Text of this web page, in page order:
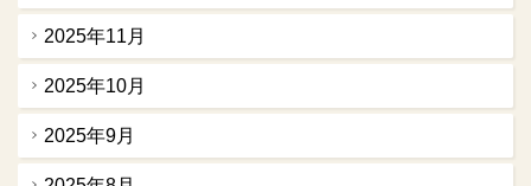
2025年11月
2025年10月
2025年9月